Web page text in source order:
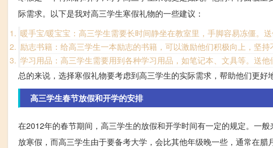
际需求。以下是我对高三学生寒假礼物的一些建议：
暖手宝/暖宝宝：高三学生需要长时间静坐在教室里，手脚容易冻僵。
励志书籍：给高三学生一本励志的书籍，可以激励他们积极向上，坚持
学习用品：高三学生需要用到各种学习用品，如笔记本、文具等。送他
总的来说，选择寒假礼物要考虑到高三学生的实际需求，帮助他们更好
高三学生春节放假和开学的安排
在2012年的春节期间，高三学生的放假和开学时间有一定的规定。一
放寒假，而高三学生由于要备考大学，会比其他年级晚一些，通常在腊